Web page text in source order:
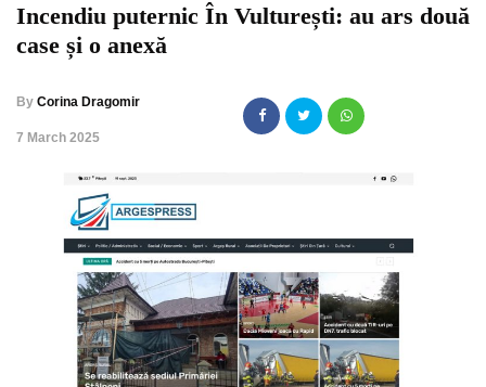
Incendiu puternic În Vulturești: au ars două
case și o anexă
By Corina Dragomir
,7 March 2025